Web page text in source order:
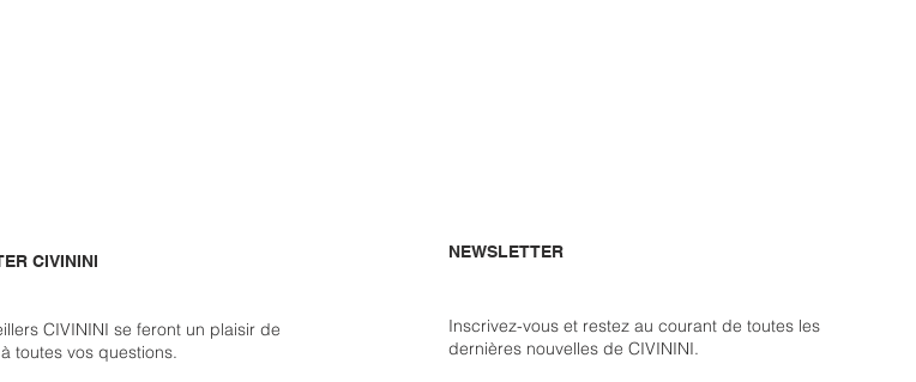
CIVININI
CIVININI se feront un plaisir de
toutes vos questions.
NEWSLETTER
Inscrivez-vous et restez au courant de toutes les
dernières nouvelles de CIVININI.